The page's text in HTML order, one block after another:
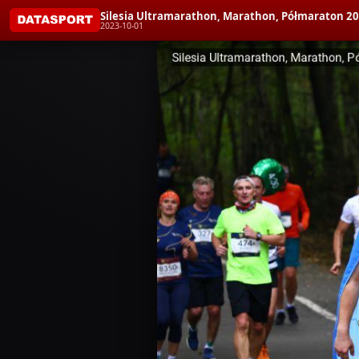
Silesia Ultramarathon, Marathon, Półmaraton
2023-10-01